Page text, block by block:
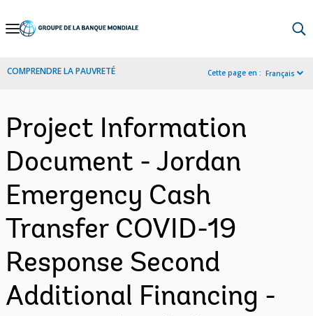
Skip
Navigation
COMPRENDRE LA PAUVRETÉ Cette page en : Français
Project Information
Document - Jordan
Emergency Cash
Transfer COVID-19
Response Second
Additional Financing -